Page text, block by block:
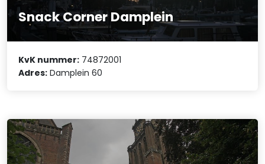
Snack Corner Damplein
KvK nummer: 74872001
Adres: Damplein 60